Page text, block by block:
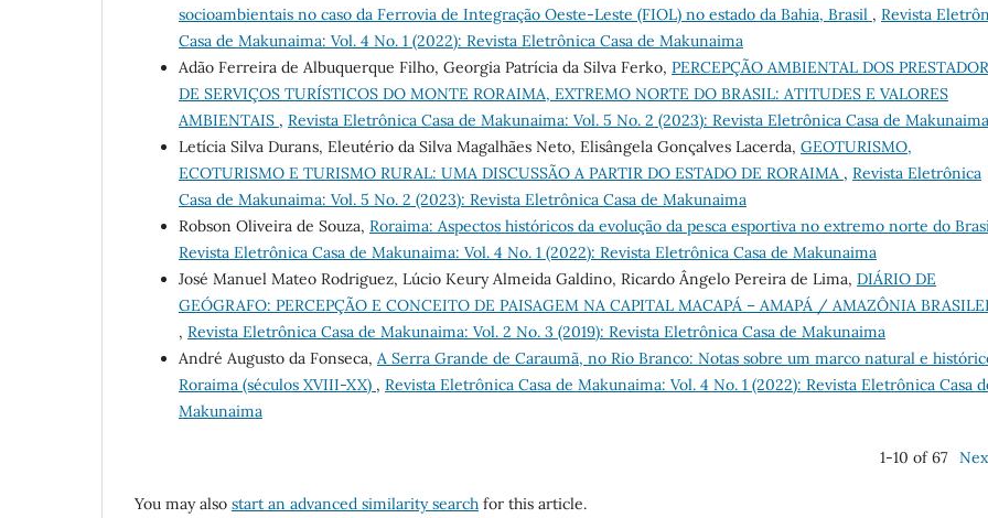
socioambientais no caso da Ferrovia de Integração Oeste-Leste (FIOL) no estado da Bahia, Brasil , Revista
Casa de Makunaima: Vol. 4 No. 1 (2022): Revista Eletrônica Casa de Makunaima
Adão Ferreira de Albuquerque Filho, Georgia Patrícia da Silva Ferko, PERCEPÇÃO AMBIENTAL DOS
DE SERVIÇOS TURÍSTICOS DO MONTE RORAIMA, EXTREMO NORTE DO BRASIL: ATITUDES E VALORES
AMBIENTAIS , Revista Eletrônica Casa de Makunaima: Vol. 5 No. 2 (2023): Revista Eletrônica Casa de Makunaima
Letícia Silva Durans, Eleutério da Silva Magalhães Neto, Elisângela Gonçalves Lacerda, GEOTURISMO,
ECOTURISMO E TURISMO RURAL: UMA DISCUSSÃO A PARTIR DO ESTADO DE RORAIMA , Revista Eletrônica
Casa de Makunaima: Vol. 5 No. 2 (2023): Revista Eletrônica Casa de Makunaima
Robson Oliveira de Souza, Roraima: Aspectos históricos da evolução da pesca esportiva no extremo norte do
Revista Eletrônica Casa de Makunaima: Vol. 4 No. 1 (2022): Revista Eletrônica Casa de Makunaima
José Manuel Mateo Rodriguez, Lúcio Keury Almeida Galdino, Ricardo Ângelo Pereira de Lima, DIÁRIO DE
GEÓGRAFO: PERCEPÇÃO E CONCEITO DE PAISAGEM NA CAPITAL MACAPÁ – AMAPÁ / AMAZÔNIA
, Revista Eletrônica Casa de Makunaima: Vol. 2 No. 3 (2019): Revista Eletrônica Casa de Makunaima
André Augusto da Fonseca, A Serra Grande de Caraumã, no Rio Branco: Notas sobre um marco natural e
Roraima (séculos XVIII-XX) , Revista Eletrônica Casa de Makunaima: Vol. 4 No. 1 (2022): Revista Eletrônica Casa
Makunaima
1-10 of 67
You may also start an advanced similarity search for this article.